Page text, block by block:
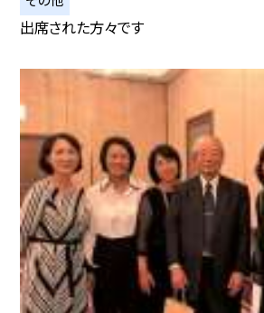
出席された方々です